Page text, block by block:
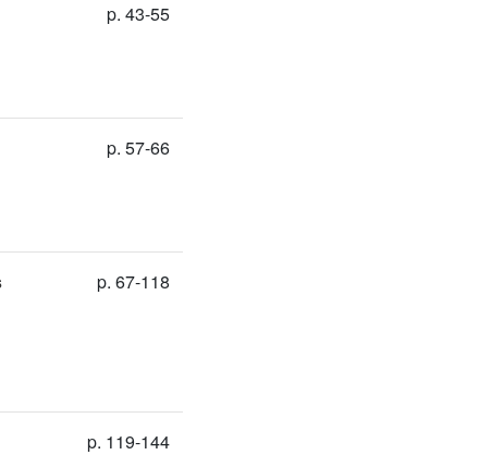
p. 43-55
p. 57-66
p. 67-118
p. 119-144